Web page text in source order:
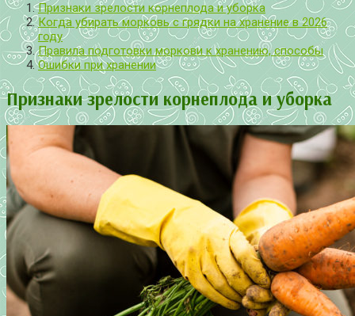
Признаки зрелости корнеплода и уборка
Когда убирать морковь с грядки на хранение в 2026
году
Правила подготовки моркови к хранению, способы
Ошибки при хранении
Признаки зрелости корнеплода и уборка